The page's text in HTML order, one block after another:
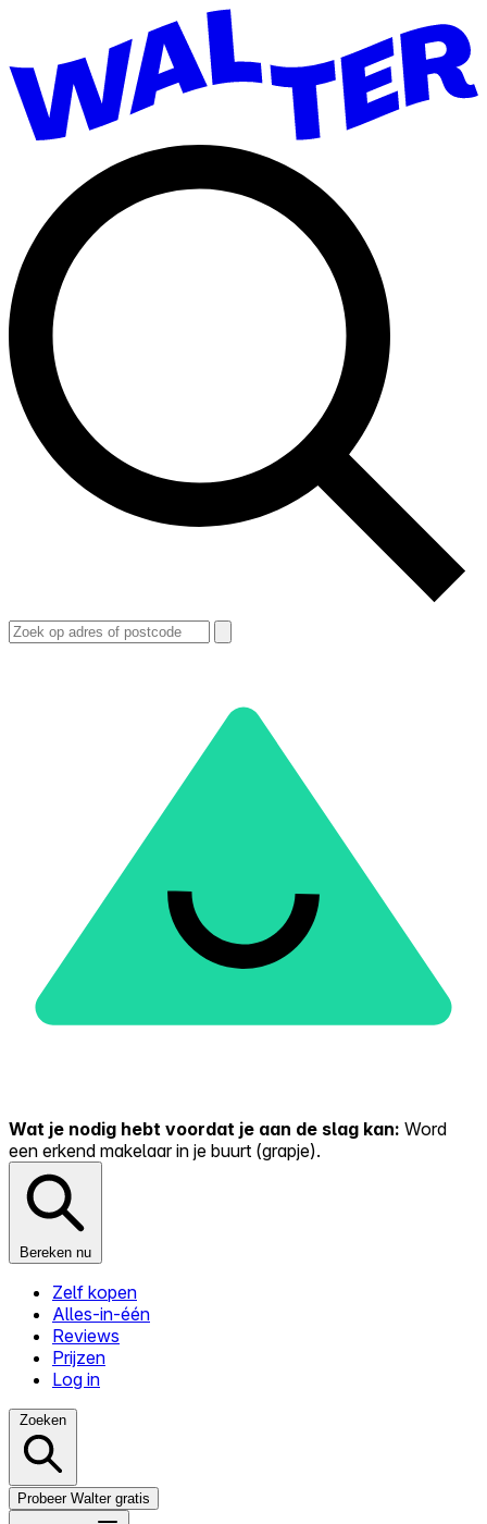
Wat je nodig hebt voordat je aan de slag kan: Word
een erkend makelaar in je buurt (grapje).
Bereken nu
Zelf kopen
Alles-in-één
Reviews
Prijzen
Log in
Zoeken
Probeer Walter gratis